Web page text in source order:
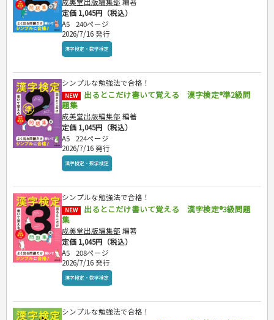
衛生管理・運行管理
建築・土木
電気・危険物
調理師
危険物取扱者
消防設備士
登録販売者
その他資格試験
成美堂出版編集部 編著
定価 1,045円（税込）
A5
240ページ
2026/7/16 発行
漢字検定・数学検定
シンプルな勉強法で合格！
NEW
出るとこだけ書いて覚える 漢字検定®準2級問
題集
成美堂出版編集部 編著
定価 1,045円（税込）
A5
224ページ
2026/7/16 発行
漢字検定・数学検定
シンプルな勉強法で合格！
NEW
出るとこだけ書いて覚える 漢字検定®3級問題
集
成美堂出版編集部 編著
定価 1,045円（税込）
A5
208ページ
2026/7/16 発行
漢字検定・数学検定
シンプルな勉強法で合格！